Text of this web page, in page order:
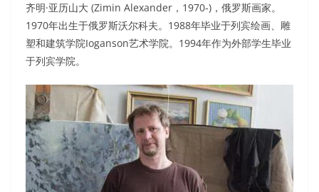
齐明·亚历山大 (Zimin Alexander，1970-)，俄罗斯画家。
1970年出生于俄罗斯沃尔科夫。1988年毕业于列宾绘画、雕
塑和建筑学院Ioganson艺术学院。1994年作为外部学生毕业
于列宾学院。